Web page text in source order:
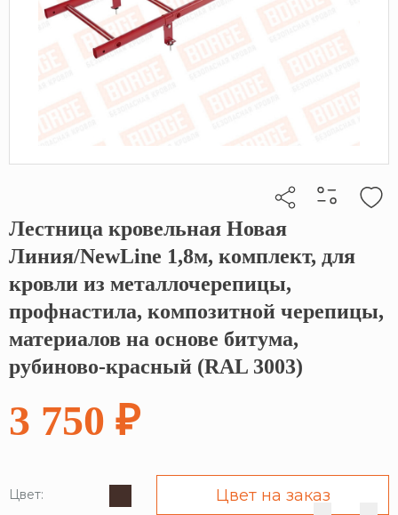
Кликните, чтобы скопировать прямую ссылку
Лестница кровельная Новая
Линия/NewLine 1,8м, комплект, для
кровли из металлочерепицы,
профнастила, композитной черепицы,
материалов на основе битума,
рубиново-красный (RAL 3003)
3 750 ₽
Цвет: Цвет на заказ